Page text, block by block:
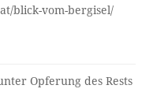
blick-vom-bergisel/
Opferung des Rests